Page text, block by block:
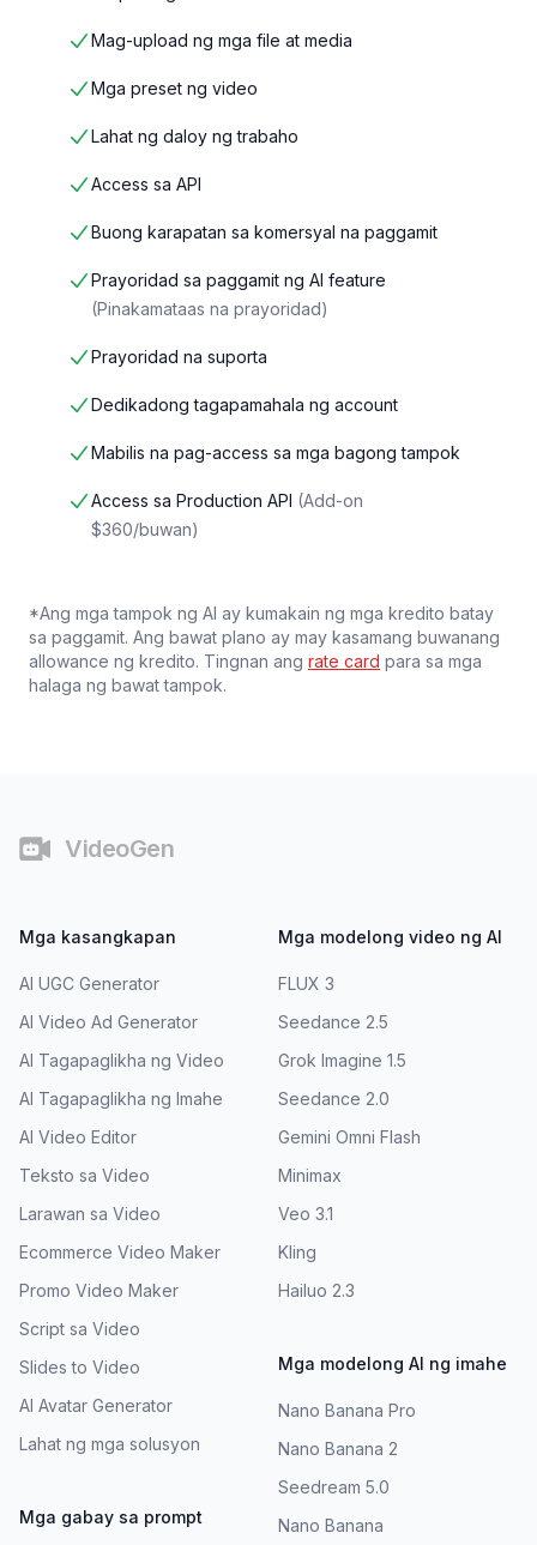
Mag-upload ng mga file at media
Mga preset ng video
Lahat ng daloy ng trabaho
Access sa API
Buong karapatan sa komersyal na paggamit
Prayoridad sa paggamit ng AI feature
(Pinakamataas na prayoridad)
Prayoridad na suporta
Dedikadong tagapamahala ng account
Mabilis na pag-access sa mga bagong tampok
Access sa Production API (Add-on
$360/buwan)
*Ang mga tampok ng AI ay kumakain ng mga kredito batay
sa paggamit. Ang bawat plano ay may kasamang buwanang
allowance ng kredito. Tingnan ang rate card para sa mga
halaga ng bawat tampok.
VideoGen
Mga kasangkapan
AI UGC Generator
AI Video Ad Generator
AI Tagapaglikha ng Video
AI Tagapaglikha ng Imahe
AI Video Editor
Teksto sa Video
Larawan sa Video
Ecommerce Video Maker
Promo Video Maker
Script sa Video
Slides to Video
AI Avatar Generator
Lahat ng mga solusyon
Mga gabay sa prompt
Mga modelong video ng AI
FLUX 3
Seedance 2.5
Grok Imagine 1.5
Seedance 2.0
Gemini Omni Flash
Minimax
Veo 3.1
Kling
Hailuo 2.3
Mga modelong AI ng imahe
Nano Banana Pro
Nano Banana 2
Seedream 5.0
Nano Banana